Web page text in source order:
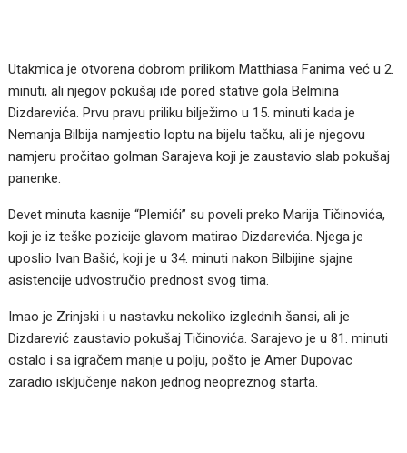
Utakmica je otvorena dobrom prilikom Matthiasa Fanima već u 2.
minuti, ali njegov pokušaj ide pored stative gola Belmina
Dizdarevića. Prvu pravu priliku bilježimo u 15. minuti kada je
Nemanja Bilbija namjestio loptu na bijelu tačku, ali je njegovu
namjeru pročitao golman Sarajeva koji je zaustavio slab pokušaj
panenke.
Devet minuta kasnije “Plemići” su poveli preko Marija Tičinovića,
koji je iz teške pozicije glavom matirao Dizdarevića. Njega je
uposlio Ivan Bašić, koji je u 34. minuti nakon Bilbijine sjajne
asistencije udvostručio prednost svog tima.
Imao je Zrinjski i u nastavku nekoliko izglednih šansi, ali je
Dizdarević zaustavio pokušaj Tičinovića. Sarajevo je u 81. minuti
ostalo i sa igračem manje u polju, pošto je Amer Dupovac
zaradio isključenje nakon jednog neopreznog starta.